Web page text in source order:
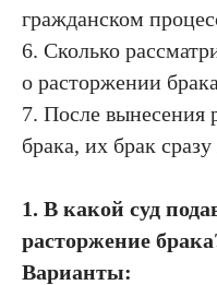
гражданском
6. Сколько
о расторжении
7. После вынесения
брака, их брак
1. В какой суд
расторжение
Варианты: